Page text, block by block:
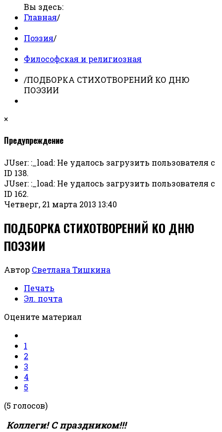
Вы здесь:
Главная/
Поэзия/
Философская и религиозная
/ПОДБОРКА СТИХОТВОРЕНИЙ КО ДНЮ
ПОЭЗИИ
×
Предупреждение
JUser: :_load: Не удалось загрузить пользователя с
ID 138.
JUser: :_load: Не удалось загрузить пользователя с
ID 162.
Четверг, 21 марта 2013 13:40
ПОДБОРКА СТИХОТВОРЕНИЙ КО ДНЮ
ПОЭЗИИ
Автор Светлана Тишкина
Печать
Эл. почта
Оцените материал
1
2
3
4
5
(5 голосов)
Коллеги! С праздником!!!